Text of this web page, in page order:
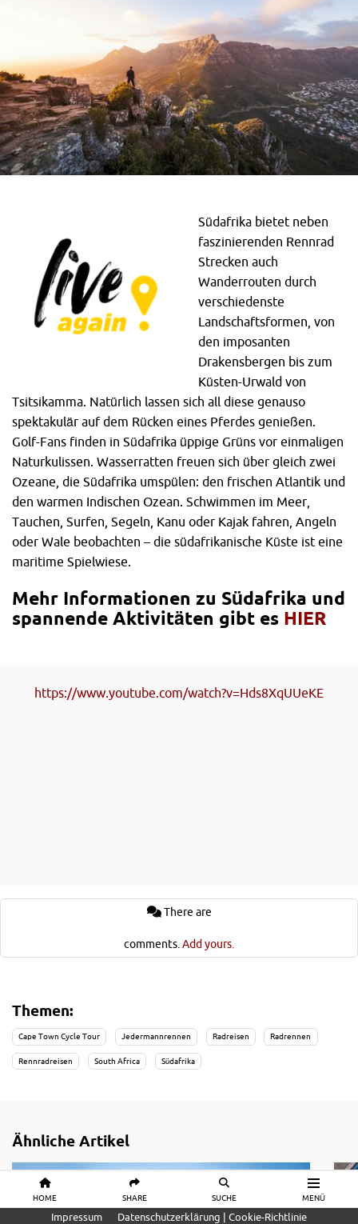
HOME SHARE SUCHE MENÜ
Südafrika bietet neben
faszinierenden Rennrad
Strecken auch
Wanderrouten durch
verschiedenste
Landschaftsformen, von
den imposanten
Drakensbergen bis zum
Küsten-Urwald von
Tsitsikamma. Natürlich lassen sich all diese genauso
spektakulär auf dem Rücken eines Pferdes genießen.
Golf-Fans finden in Südafrika üppige Grüns vor einmaligen
Naturkulissen. Wasserratten freuen sich über gleich zwei
Ozeane, die Südafrika umspülen: den frischen Atlantik und
den warmen Indischen Ozean. Schwimmen im Meer,
Tauchen, Surfen, Segeln, Kanu oder Kajak fahren, Angeln
oder Wale beobachten – die südafrikanische Küste ist eine
maritime Spielwiese.
Mehr Informationen zu Südafrika und
spannende Aktivitäten gibt es HIER
https://www.youtube.com/watch?v=Hds8XqUUeKE
comments. Add yours.
Themen:
Cape Town Cycle Tour Jedermannrennen Radreisen Radrennen
Rennradreisen South Africa Südafrika
Ähnliche Artikel
Impressum Datenschutzerklärung | Cookie-Richtlinie